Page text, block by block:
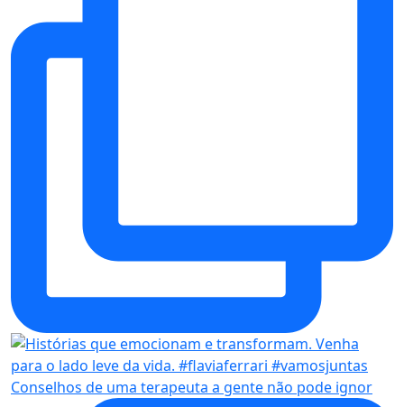
Conselhos de uma terapeuta a gente não pode ignor